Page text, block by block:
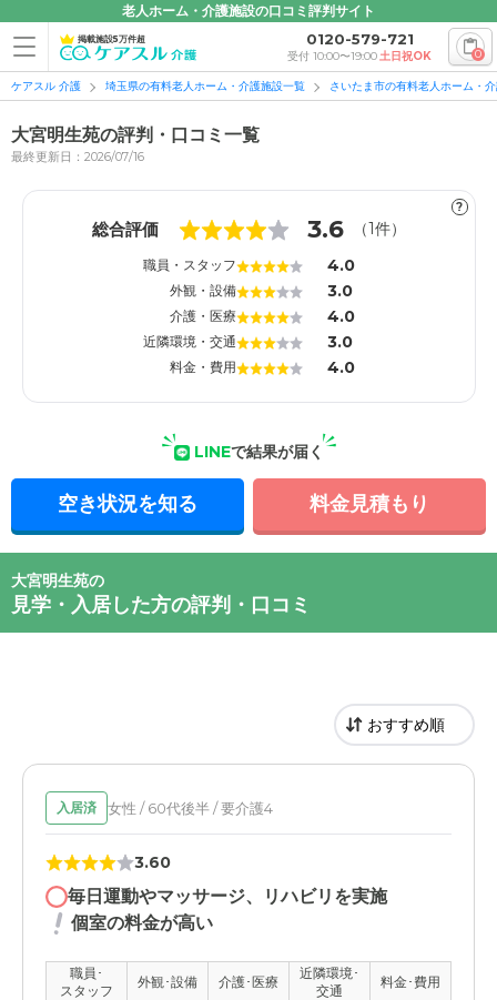
老人ホーム・介護施設の口コミ評判サイト
掲載施設5万件超 0120-579-721
受付 10:00〜19:00土日祝OK 0
ケアスル 介護 埼玉県の有料老人ホーム・介護施設一覧 さいたま市の有料老人ホーム・
大宮明生苑の評判・口コミ一覧
最終更新日：2026/07/16
?
総合評価 3.6 （1件）
職員・スタッフ 4.0
外観・設備 3.0
介護・医療 4.0
近隣環境・交通 3.0
料金・費用 4.0
LINEで結果が届く
空き状況を知る 料金見積もり
大宮明生苑の
見学・入居した方の評判・口コミ
入居済 女性 / 60代後半 / 要介護4
3.60
毎日運動やマッサージ、リハビリを実施
個室の料金が高い
職員･
スタッフ
外観･設備 介護･医療
近隣環境･
交通
料金･費用